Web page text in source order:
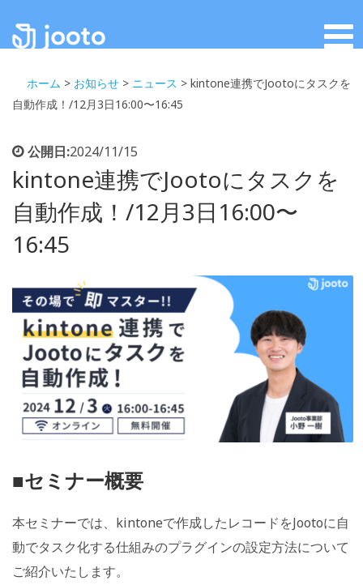
ホーム > お知らせ > ニュース > kintone連携でJootoにタスクを
自動作成！/12月3日16:00〜16:45
公開日:2024/11/15
kintone連携でJootoにタスクを
自動作成！/12月3日16:00〜
16:45
■セミナー概要
本セミナーでは、kintoneで作成したレコードをJootoに自
動でタスク化する仕組みのプラグインの設定方法について
ご紹介いたします。